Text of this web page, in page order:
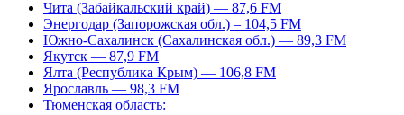
Чита (Забайкальский край) — 87,6 FM
Энергодар (Запорожская обл.) – 104,5 FM
Южно-Сахалинск (Сахалинская обл.) — 89,3 FM
Якутск — 87,9 FM
Ялта (Республика Крым) — 106,8 FM
Ярославль — 98,3 FM
Тюменская область: